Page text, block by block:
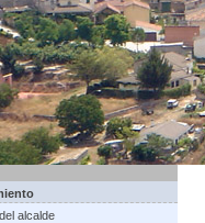
alcalde